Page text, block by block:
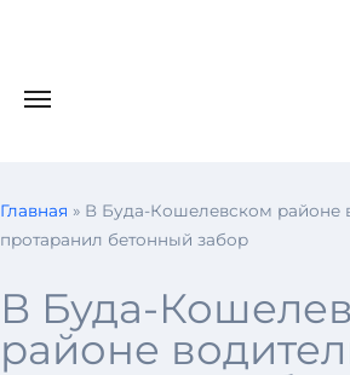
Главная » В Буда-Кошелевском районе
протаранил бетонный забор
В Буда-
районе